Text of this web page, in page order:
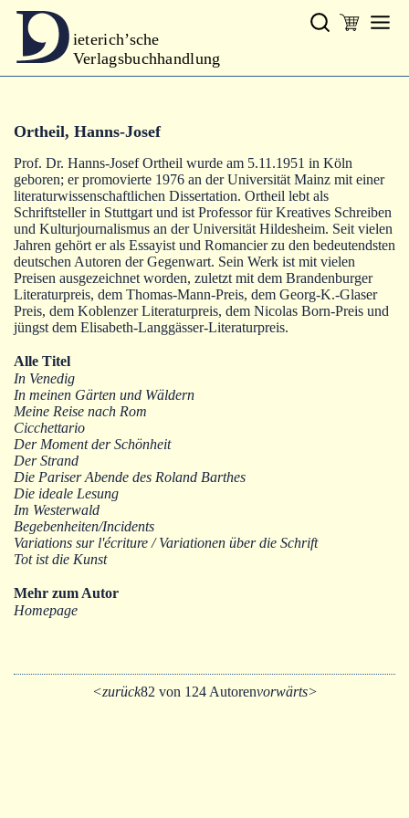
ieterich’sche
Verlagsbuchhandlung
Gesamtprogramm
Autoren
Warenkorb
Ortheil, Hanns-Josef
Prof. Dr. Hanns-Josef Ortheil wurde am 5.11.1951 in Köln
geboren; er promovierte 1976 an der Universität Mainz mit einer
literaturwissenschaftlichen Dissertation. Ortheil lebt als
Schriftsteller in Stuttgart und ist Professor für Kreatives Schreiben
und Kulturjournalismus an der Universität Hildesheim. Seit vielen
Jahren gehört er als Essayist und Romancier zu den bedeutendsten
deutschen Autoren der Gegenwart. Sein Werk ist mit vielen
Preisen ausgezeichnet worden, zuletzt mit dem Brandenburger
Literaturpreis, dem Thomas-Mann-Preis, dem Georg-K.-Glaser
Preis, dem Koblenzer Literaturpreis, dem Nicolas Born-Preis und
jüngst dem Elisabeth-Langgässer-Literaturpreis.
Alle Titel
In Venedig
In meinen Gärten und Wäldern
Meine Reise nach Rom
Cicchettario
Der Moment der Schönheit
Der Strand
Die Pariser Abende des Roland Barthes
Die ideale Lesung
Im Westerwald
Begebenheiten/Incidents
Variations sur l'écriture / Variationen über die Schrift
Tot ist die Kunst
Mehr zum Autor
Homepage
<zurück82 von 124 Autorenvorwärts>